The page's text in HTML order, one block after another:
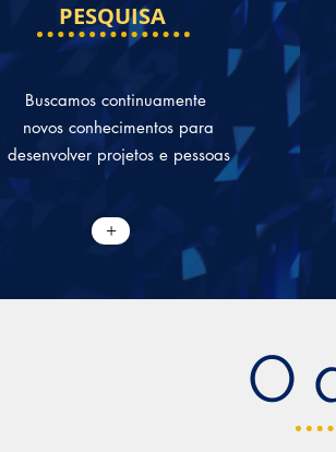
PESQUISA
Buscamos continuamente
novos conhecimentos para
desenvolver projetos e pessoas
+
O